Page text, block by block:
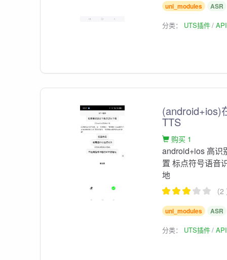
uni_modules ASR
分类： UTS插件
(android+ios)
TTS
购买 1
android+ios 高识
置 标点符号语音
地
（
uni_modules ASR
分类： UTS插件